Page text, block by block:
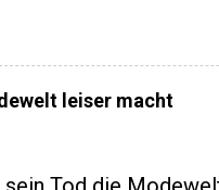
erneut Gastgeber
Reisen oder
Aspekte
leiser macht